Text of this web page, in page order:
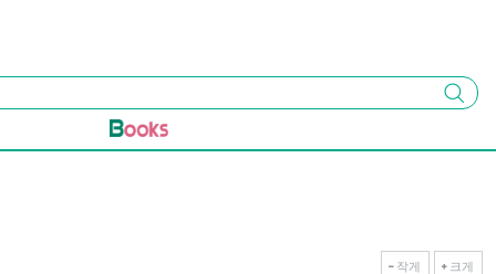
검색
작게 크게